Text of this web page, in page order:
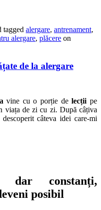
tagged alergare, antrenament,
alergare, plăcere on
de la alergare
vine cu o porție delecțiipe
viața de zi cu zi. După câțiva
câteva idei care-mi
constanți,
posibil